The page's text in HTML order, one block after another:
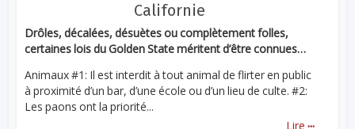
Californie
Drôles, décalées, désuètes ou complètement folles,
certaines lois du Golden State méritent d’être connues…
Animaux #1: Il est interdit à tout animal de flirter en public
à proximité d’un bar, d’une école ou d’un lieu de culte. #2:
Les paons ont la priorité...
Lire ...